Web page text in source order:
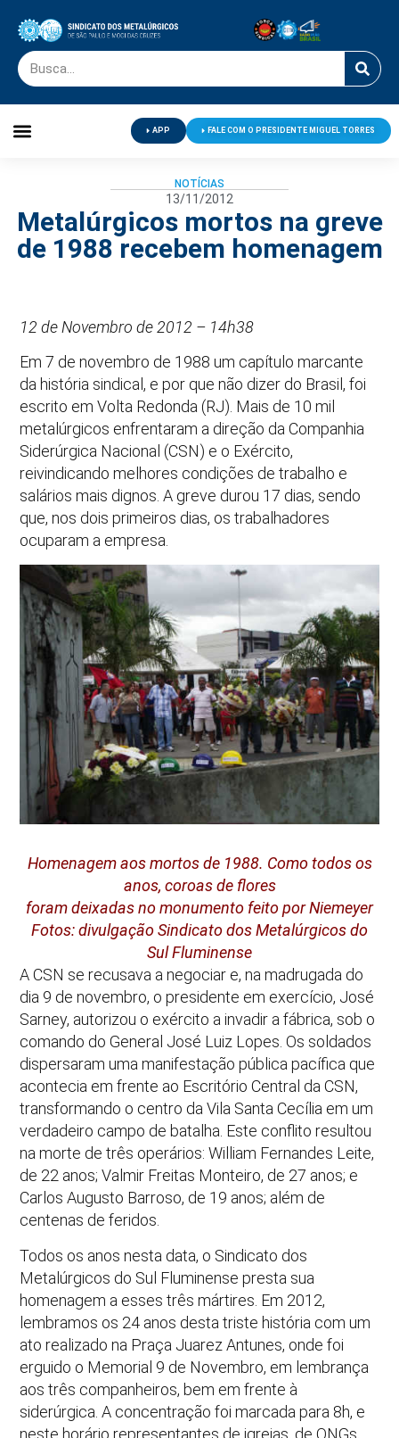
APP FALE COM O PRESIDENTE MIGUEL TORRES
NOTÍCIAS
13/11/2012
Metalúrgicos mortos na greve
de 1988 recebem homenagem
12 de Novembro de 2012 – 14h38
Em 7 de novembro de 1988 um capítulo marcante
da história sindical, e por que não dizer do Brasil, foi
escrito em Volta Redonda (RJ). Mais de 10 mil
metalúrgicos enfrentaram a direção da Companhia
Siderúrgica Nacional (CSN) e o Exército,
reivindicando melhores condições de trabalho e
salários mais dignos. A greve durou 17 dias, sendo
que, nos dois primeiros dias, os trabalhadores
ocuparam a empresa.
Homenagem aos mortos de 1988. Como todos os
anos, coroas de flores
foram deixadas no monumento feito por Niemeyer
Fotos: divulgação Sindicato dos Metalúrgicos do
Sul Fluminense
A CSN se recusava a negociar e, na madrugada do
dia 9 de novembro, o presidente em exercício, José
Sarney, autorizou o exército a invadir a fábrica, sob o
comando do General José Luiz Lopes. Os soldados
dispersaram uma manifestação pública pacífica que
acontecia em frente ao Escritório Central da CSN,
transformando o centro da Vila Santa Cecília em um
verdadeiro campo de batalha. Este conflito resultou
na morte de três operários: William Fernandes Leite,
de 22 anos; Valmir Freitas Monteiro, de 27 anos; e
Carlos Augusto Barroso, de 19 anos; além de
centenas de feridos.
Todos os anos nesta data, o Sindicato dos
Metalúrgicos do Sul Fluminense presta sua
homenagem a esses três mártires. Em 2012,
lembramos os 24 anos desta triste história com um
ato realizado na Praça Juarez Antunes, onde foi
erguido o Memorial 9 de Novembro, em lembrança
aos três companheiros, bem em frente à
siderúrgica. A concentração foi marcada para 8h, e
neste horário representantes de igrejas, de ONGs,